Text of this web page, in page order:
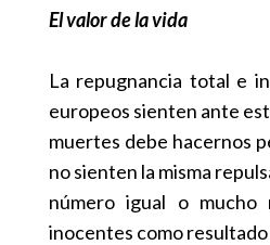
El valor de la vida
La repugnancia total e
europeos sienten ante
muertes debe hacernos
no sienten la misma
número igual o mucho
inocentes como